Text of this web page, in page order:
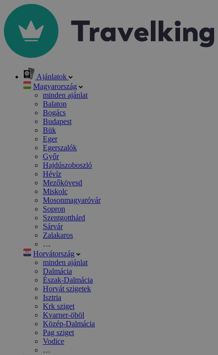
Ajánlatok
Magyarország
minden ajánlat
Balaton
Bogács
Budapest
Bük
Eger
Egerszalók
Győr
Hajdúszoboszló
Hévíz
Mezőkövesd
Miskolc
Mosonmagyaróvár
Sopron
Szentgotthárd
Sárvár
Zalakaros
…
Horvátország
minden ajánlat
Dalmácia
Észak-Dalmácia
Horvát szigetek
Isztria
Krk sziget
Kvarner-öböl
Közép-Dalmácia
Pag sziget
Vodice
…